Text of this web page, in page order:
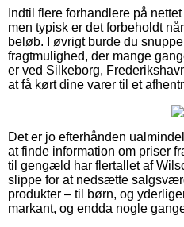
Indtil flere forhandlere på
men typisk er det forbeholdt
beløb. I øvrigt burde du
fragtmulighed, der mange
er ved Silkeborg,
at få kørt dine varer til et
Det er jo efterhånden
at finde information om priser
til gengæld har flertallet af
slippe for at nedsætte
produkter – til børn, og
markant, og endda nogle